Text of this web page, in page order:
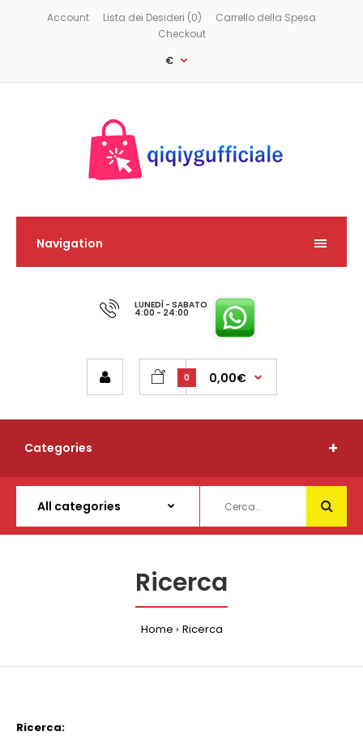
Account Lista dei Desideri (0)
Carrello della Spesa
Checkout
€
Navigation
LUNEDÌ - SABATO
4:00 - 24:00
0 0,00€
Categories
Ricerca
Home Ricerca
Ricerca: